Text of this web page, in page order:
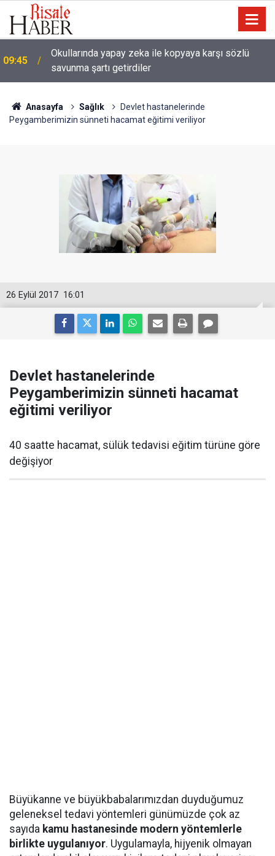
09:31
Ağustos ayında gökyüzünde iki tutulma ve Perseid
gök taşı yağmuru yaşanacak
Anasayfa Sağlık
Devlet hastanelerinde
Peygamberimizin sünneti hacamat eğitimi veriliyor
16:01
26 Eylül 2017
Devlet hastanelerinde
Peygamberimizin sünneti hacamat
eğitimi veriliyor
40 saatte hacamat, sülük tedavisi eğitim türüne göre
değişiyor
Büyükanne ve büyükbabalarımızdan duyduğumuz
geleneksel tedavi yöntemleri günümüzde çok az
sayıda kamu hastanesinde modern yöntemlerle
birlikte uygulanıyor. Uygulamayla, hijyenik olmayan